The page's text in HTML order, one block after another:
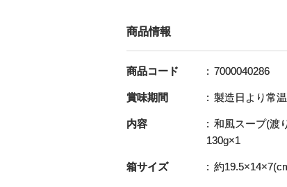
商品情報
商品コード 7000040286
賞味期間 製造日より常
内容
和風スープ(渡
130g×1
箱サイズ 約